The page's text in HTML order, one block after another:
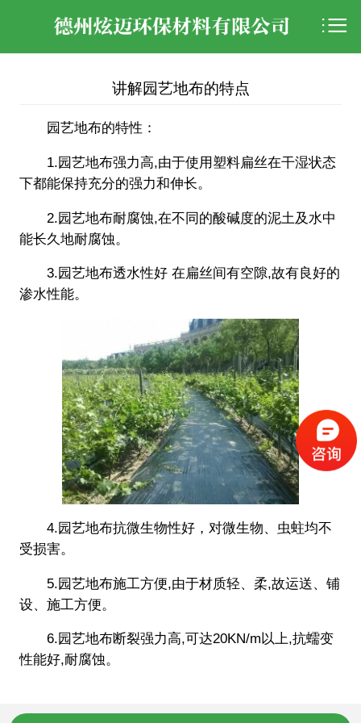

讲解园艺地布的特点
园艺地布的特性：
1.园艺地布强力高,由于使用塑料扁丝在干湿状态
下都能保持充分的强力和伸长。
2.园艺地布耐腐蚀,在不同的酸碱度的泥土及水中
能长久地耐腐蚀。
3.园艺地布透水性好 在扁丝间有空隙,故有良好的
渗水性能。
4.园艺地布抗微生物性好，对微生物、虫蛀均不
受损害。
5.园艺地布施工方便,由于材质轻、柔,故运送、铺
设、施工方便。
6.园艺地布断裂强力高,可达20KN/m以上,抗蠕变
性能好,耐腐蚀。